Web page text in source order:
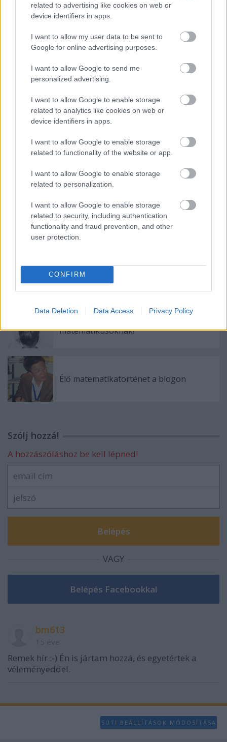
related to advertising like cookies on web or
device identifiers in apps.
I want to allow my user data to be sent to
Google for online advertising purposes.
I want to allow Google to send me
personalized advertising.
I want to allow Google to enable storage
related to analytics like cookies on web or
device identifiers in apps.
I want to allow Google to enable storage
related to functionality of the website or app.
I want to allow Google to enable storage
related to personalization.
I want to allow Google to enable storage
related to security, including authentication
functionality and fraud prevention, and other
user protection.
CONFIRM
Data Deletion Data Access Privacy Policy
Pósa Lajos, a tehetséghalász (Népszabadság)
A kísérletező kedvű tudós tanár és diákjai (XIII. ker.
Hírnök)
Modellezés az élettudományokban
Szerdán adják át a Bolyai-díjat
matematikusoknak!
Élő matematikatörténet a blogon
Szólj hozzá!
A hozzászóláshoz be kell lépned!
VAGY
bm613
Remek hír :-) Én is jártam hozzá, és egyetértek a
véleményeddel.
SÜTI BEÁLLÍTÁSOK MÓDOSÍTÁSA